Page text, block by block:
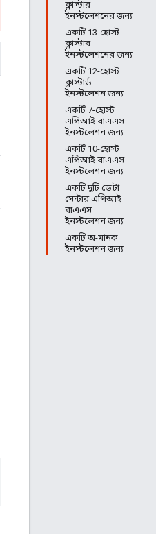
ক্লাস্টার
ইনস্টলেশনের জন্য
একটি 13-হোস্ট
ক্লাস্টার
ইনস্টলেশনের জন্য
একটি 12-হোস্ট
ক্লাস্টার্ড
ইনস্টলেশন জন্য
একটি 7-হোস্ট
এপিআই বাএএস
ইনস্টলেশন জন্য
একটি 10-হোস্ট
এপিআই বাএএস
ইনস্টলেশন জন্য
একটি দুটি ডেটা
সেন্টার এপিআই
বাএএস
ইনস্টলেশন জন্য
একটি অ-মানক
ইনস্টলেশন জন্য